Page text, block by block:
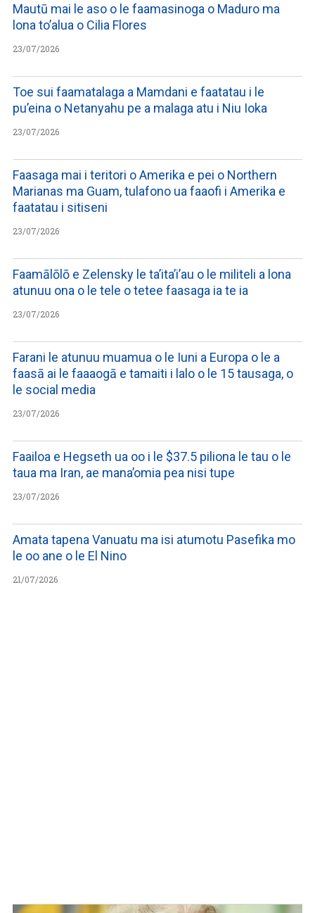
Mautū mai le aso o le faamasinoga o Maduro ma
lona to’alua o Cilia Flores
23/07/2026
Toe sui faamatalaga a Mamdani e faatatau i le
pu’eina o Netanyahu pe a malaga atu i Niu Ioka
23/07/2026
Faasaga mai i teritori o Amerika e pei o Northern
Marianas ma Guam, tulafono ua faaofi i Amerika e
faatatau i sitiseni
23/07/2026
Faamālōlō e Zelensky le ta’ita’i’au o le militeli a lona
atunuu ona o le tele o tetee faasaga ia te ia
23/07/2026
Farani le atunuu muamua o le Iuni a Europa o le a
faasā ai le faaaogā e tamaiti i lalo o le 15 tausaga, o
le social media
23/07/2026
Faailoa e Hegseth ua oo i le $37.5 piliona le tau o le
taua ma Iran, ae mana’omia pea nisi tupe
23/07/2026
Amata tapena Vanuatu ma isi atumotu Pasefika mo
le oo ane o le El Nino
21/07/2026